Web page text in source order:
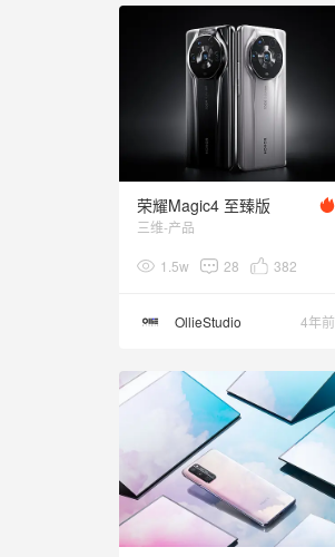
荣耀Magic4 至臻版
三维-产品
1.5w 28 382
OllieStudio 4年前